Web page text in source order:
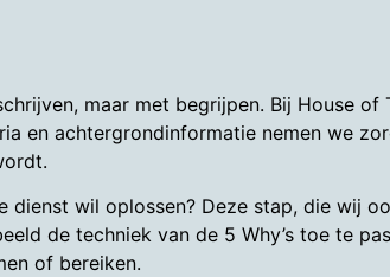
maar met begrijpen. Bij House of
en achtergrondinformatie nemen we
wil oplossen? Deze stap, die wij
de techniek van de 5 Why’s toe te
of bereiken.